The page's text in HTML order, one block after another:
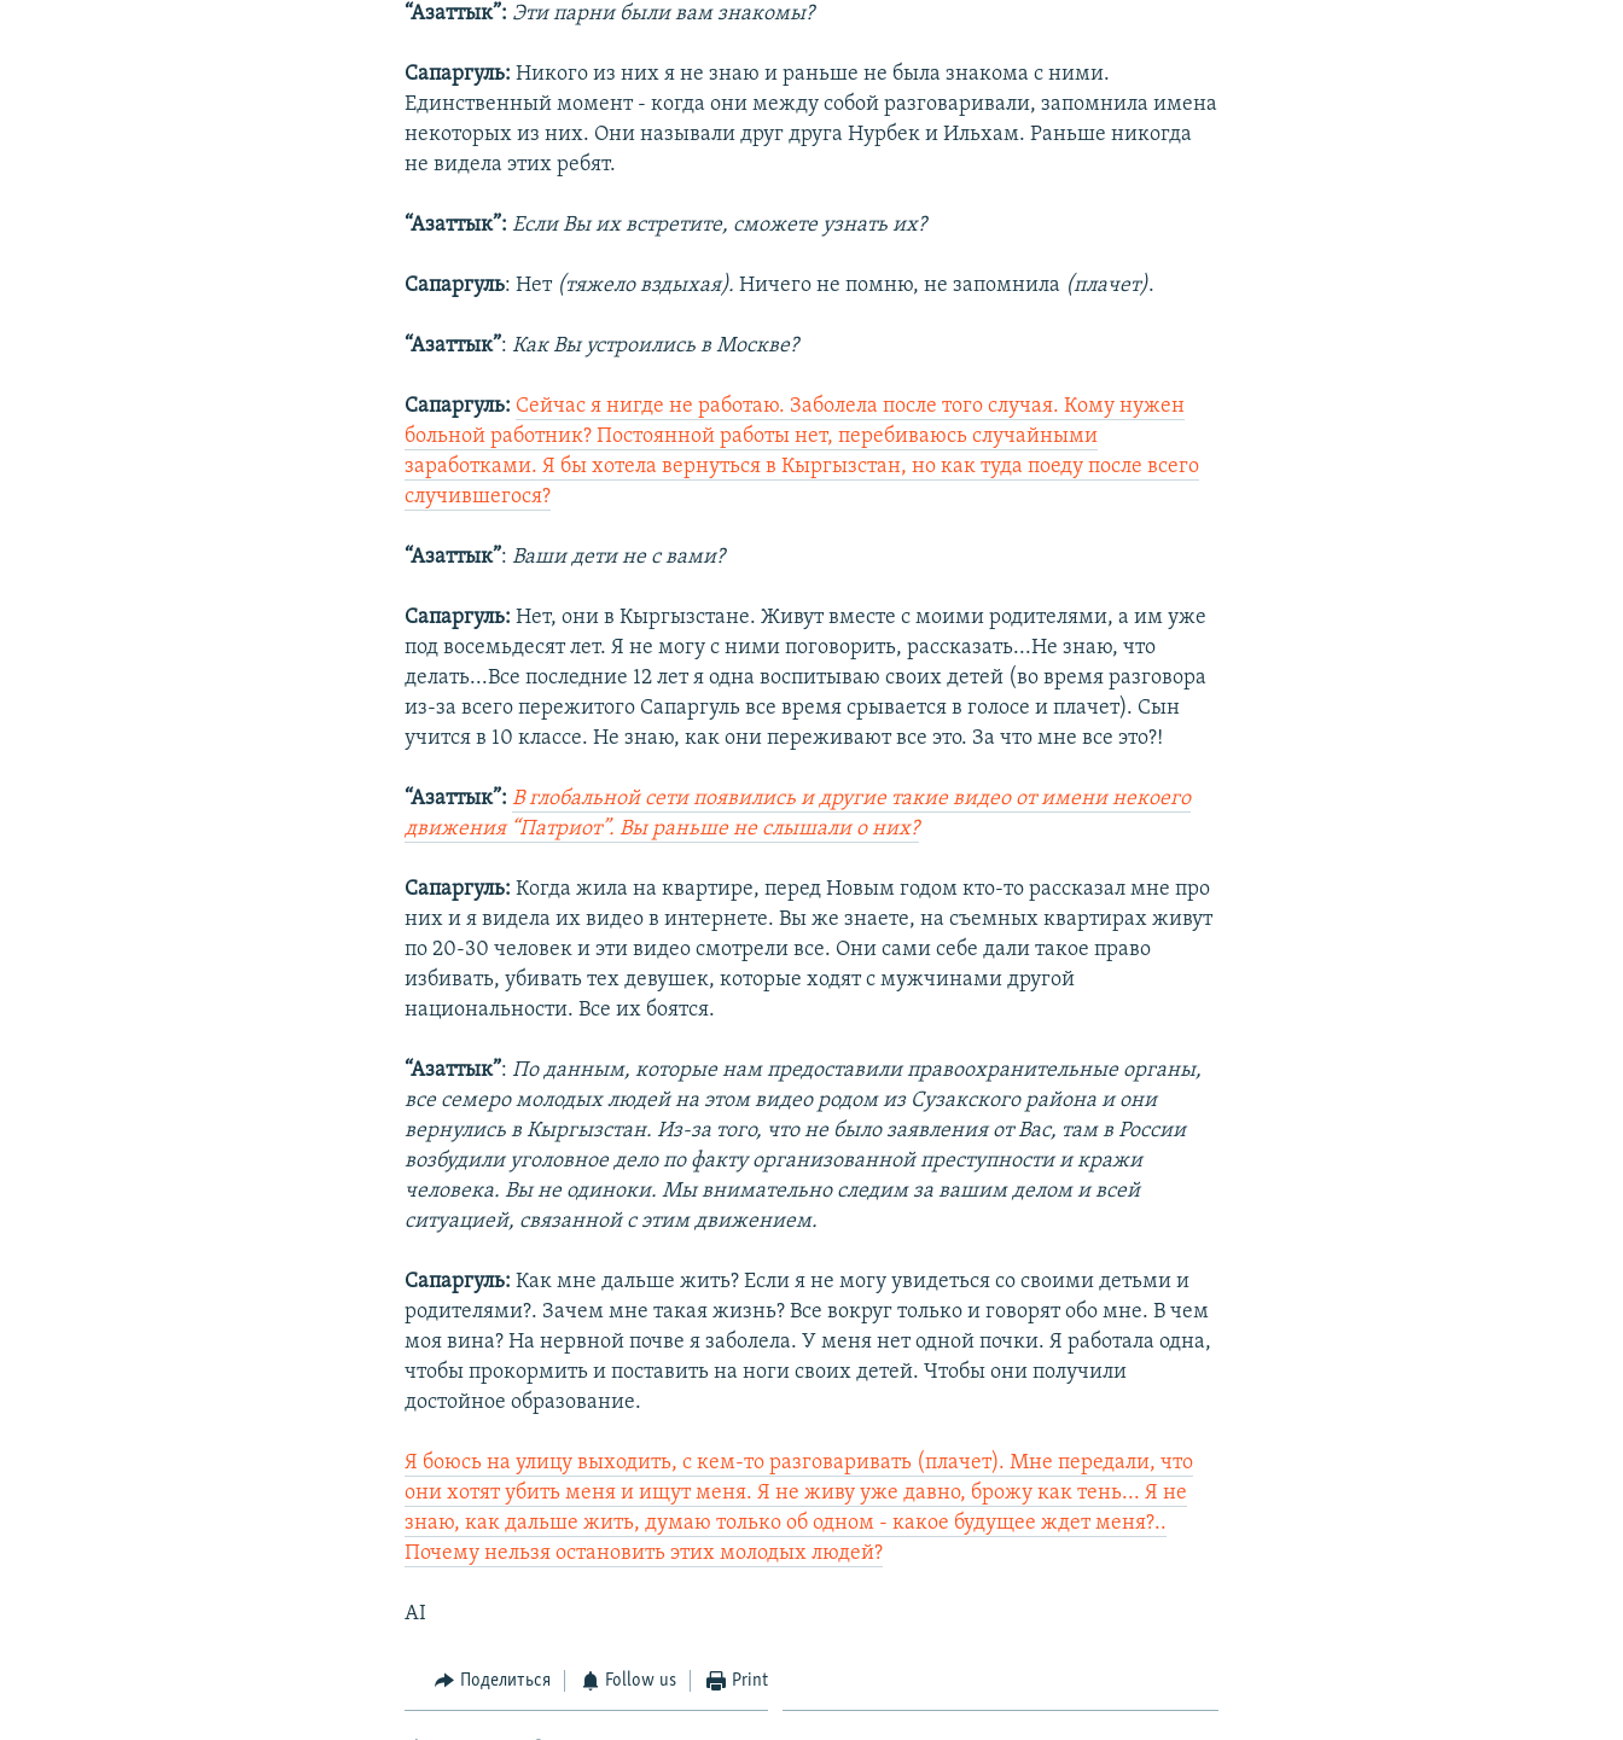
“Азаттык”: Эти парни были вам знакомы?
Сапаргуль:Никого из них я не знаю и раньше не была знакома с ними.
Единственный момент - когда они между собой разговаривали, запомнила имена
некоторых из них. Они называли друг друга Нурбек и Ильхам. Раньше никогда
не видела этих ребят.
“Азаттык”: Если Вы их встретите, сможете узнать их?
Сапаргуль: Нет (тяжело вздыхая). Ничего не помню, не запомнила (плачет).
“Азаттык”:Как Вы устроились в Москве?
Сапаргуль: Сейчас я нигде не работаю. Заболела после того случая. Кому нужен
больной работник? Постоянной работы нет, перебиваюсь случайными
заработками. Я бы хотела вернуться в Кыргызстан, но как туда поеду после всего
случившегося?
“Азаттык”:Ваши дети не с вами?
Сапаргуль:Нет, они в Кыргызстане. Живут вместе с моими родителями, а им уже
под восемьдесят лет. Я не могу с ними поговорить, рассказать...Не знаю, что
делать...Все последние 12 лет я одна воспитываю своих детей (во время разговора
из-за всего пережитого Сапаргуль все время срывается в голосе и плачет). Сын
учится в 10 классе. Не знаю, как они переживают все это. За что мне все это?!
“Азаттык”: В глобальной сети появились и другие такие видео от имени некоего
движения “Патриот”. Вы раньше не слышали о них?
Сапаргуль:Когда жила на квартире, перед Новым годом кто-то рассказал мне про
них и я видела их видео в интернете. Вы же знаете, на съемных квартирах живут
по 20-30 человек и эти видео смотрели все. Они сами себе дали такое право
избивать, убивать тех девушек, которые ходят с мужчинами другой
национальности. Все их боятся.
“Азаттык”: По данным, которые нам предоставили правоохранительные органы,
все семеро молодых людей на этом видео родом из Сузакского района и они
вернулись в Кыргызстан. Из-за того, что не было заявления от Вас, там в России
возбудили уголовное дело по факту организованной преступности и кражи
человека. Вы не одиноки. Мы внимательно следим за вашим делом и всей
ситуацией, связанной с этим движением.
Сапаргуль:Как мне дальше жить? Если я не могу увидеться со своими детьми и
родителями?. Зачем мне такая жизнь? Все вокруг только и говорят обо мне. В чем
моя вина? На нервной почве я заболела. У меня нет одной почки. Я работала одна,
чтобы прокормить и поставить на ноги своих детей. Чтобы они получили
достойное образование.
Я боюсь на улицу выходить, с кем-то разговаривать (плачет). Мне передали, что
они хотят убить меня и ищут меня. Я не живу уже давно, брожу как тень... Я не
знаю, как дальше жить, думаю только об одном - какое будущее ждет меня?..
Почему нельзя остановить этих молодых людей?
AI
Поделиться Follow us Print